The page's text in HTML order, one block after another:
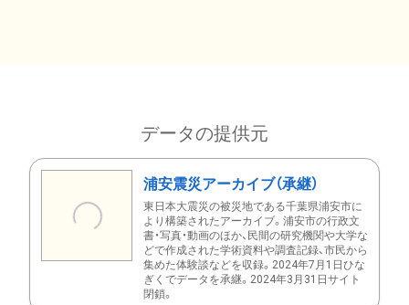
データの提供元
浦安震災アーカイブ（承継）
東日本大震災の被災地である千葉県浦安市に
より構築されたアーカイブ。浦安市の行政文
書・写真・動画のほか、民間の研究機関や大学な
どで作成された学術資料や調査記録、市民から
集めた体験談などを収録。2024年7月1日ひな
ぎくでデータを承継。2024年3月31日サイト
閉鎖。